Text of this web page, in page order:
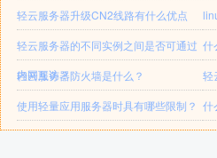
轻云服务器升级CN2线路有什么优点
轻云服务器的不同实例之间是否可通过
内网互访？
什
轻云服务器防火墙是什么？
轻
使用轻量应用服务器时具有哪些限制？ 什